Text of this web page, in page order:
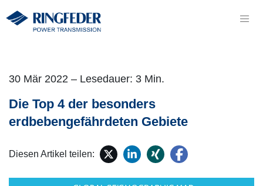
30 Mär 2022 – Lesedauer: 3 Min.
Die Top 4 der besonders
erdbebengefährdeten Gebiete
Diesen Artikel teilen: